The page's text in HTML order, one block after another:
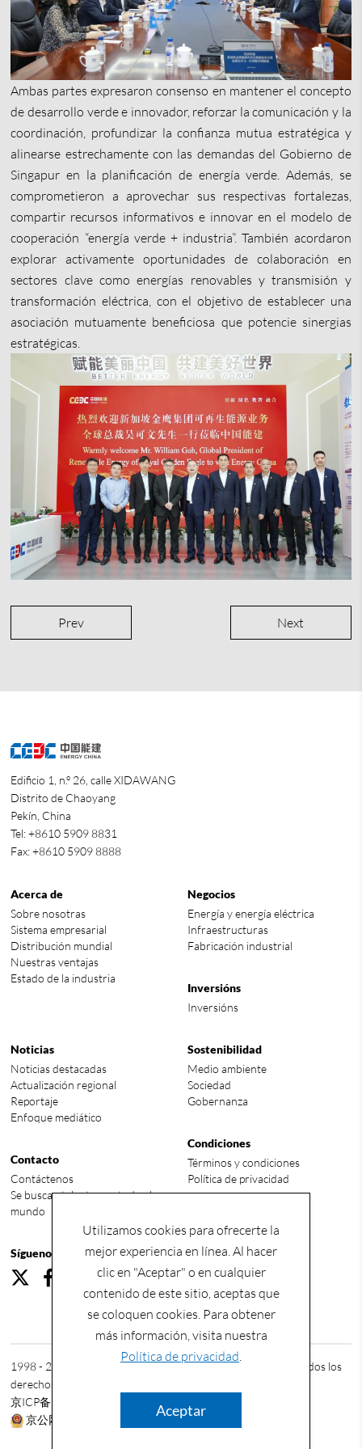
Ambas partes expresaron consenso en mantener el concepto
de desarrollo verde e innovador, reforzar la comunicación y la
coordinación, profundizar la confianza mutua estratégica y
alinearse estrechamente con las demandas del Gobierno de
Singapur en la planificación de energía verde. Además, se
comprometieron a aprovechar sus respectivas fortalezas,
compartir recursos informativos e innovar en el modelo de
cooperación “energía verde + industria”. También acordaron
explorar activamente oportunidades de colaboración en
sectores clave como energías renovables y transmisión y
transformación eléctrica, con el objetivo de establecer una
asociación mutuamente beneficiosa que potencie sinergias
estratégicas.
Prev Next
Utilizamos cookies para ofrecerte la
mejor experiencia en línea. Al hacer
clic en "Aceptar" o en cualquier
contenido de este sitio, aceptas que
se coloquen cookies. Para obtener
más información, visita nuestra
Política de privacidad.
Aceptar
Edificio 1, n.º 26, calle XIDAWANG
Distrito de Chaoyang
Pekín, China
Tel: +8610 5909 8831
Fax: +8610 5909 8888
Acerca de
Sobre nosotras
Sistema empresarial
Distribución mundial
Nuestras ventajas
Estado de la industria
Negocios
Energía y energía eléctrica
Infraestructuras
Fabricación industrial
Inversións
Inversións
Noticias
Noticias destacadas
Actualización regional
Reportaje
Enfoque mediático
Contacto
Contáctenos
Se buscan talentos en todo el
mundo
Sostenibilidad
Medio ambiente
Sociedad
Gobernanza
Condiciones
Términos y condiciones
Política de privacidad
Síguenos
1998 - 2026 © China Energy International Group Co., Ltd. Todos los
derechos reservados.
京ICP备2023010847号-2
京公网安备11010502056089